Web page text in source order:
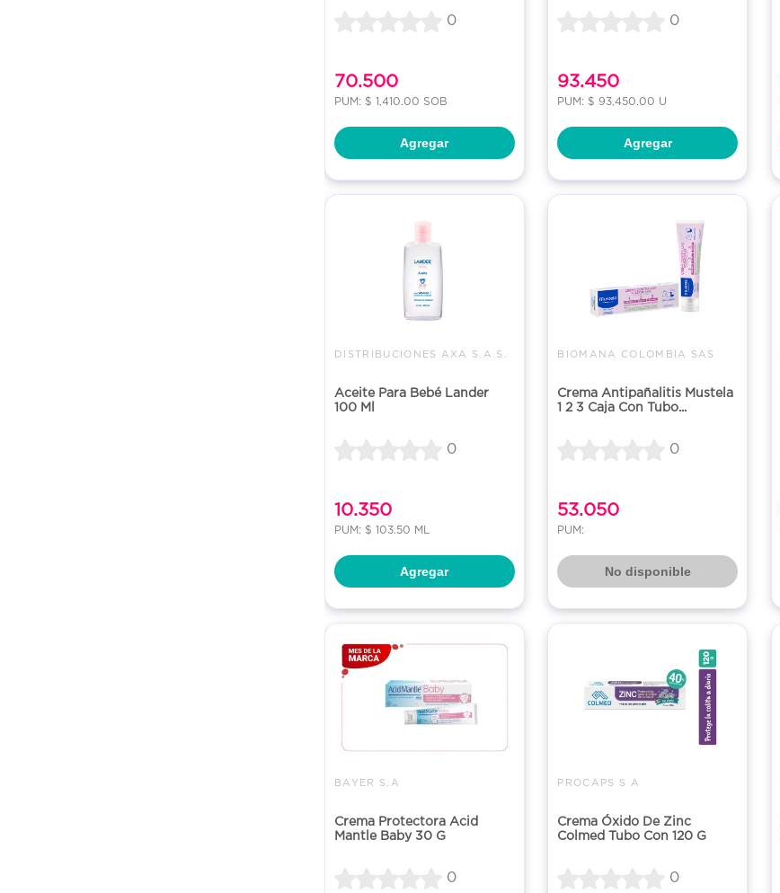
0
70.500
PUM: $ 1,410.00 SOB
Agregar
0
93.450
PUM: $ 93,450.00 U
Agregar
DISTRIBUCIONES AXA S.A.S.
Aceite Para Bebé Lander
100 Ml
0
10.350
PUM: $ 103.50 ML
Agregar
BIOMANA COLOMBIA SAS
Crema Antipañalitis Mustela
1 2 3 Caja Con Tubo...
0
53.050
PUM:
No disponible
BAYER S.A
Crema Protectora Acid
Mantle Baby 30 G
0
PROCAPS S A
Crema Óxido De Zinc
Colmed Tubo Con 120 G
0